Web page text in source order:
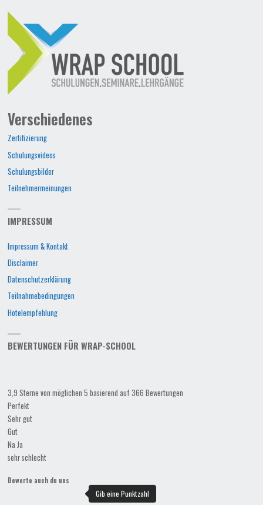
Verschiedenes
Zertifizierung
Schulungsvideos
Schulungsbilder
Teilnehmermeinungen
IMPRESSUM
Impressum & Kontakt
Disclaimer
Datenschutzerklärung
Teilnahmebedingungen
Hotelempfehlung
BEWERTUNGEN FÜR WRAP-SCHOOL
3,9 Sterne von möglichen 5 basierend auf 366 Bewertungen
Perfekt
Sehr gut
Gut
Na Ja
sehr schlecht
Bewerte auch du uns